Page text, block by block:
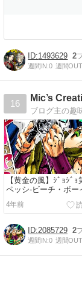
1493629 2
週間IN:0 週間OUT:
16
Mic’s
【黄金の風】ｼﾞｮｼﾞｮ
ペッシ-ビーチ・ボー
4年前
2085729 2
週間IN:0 週間OUT: